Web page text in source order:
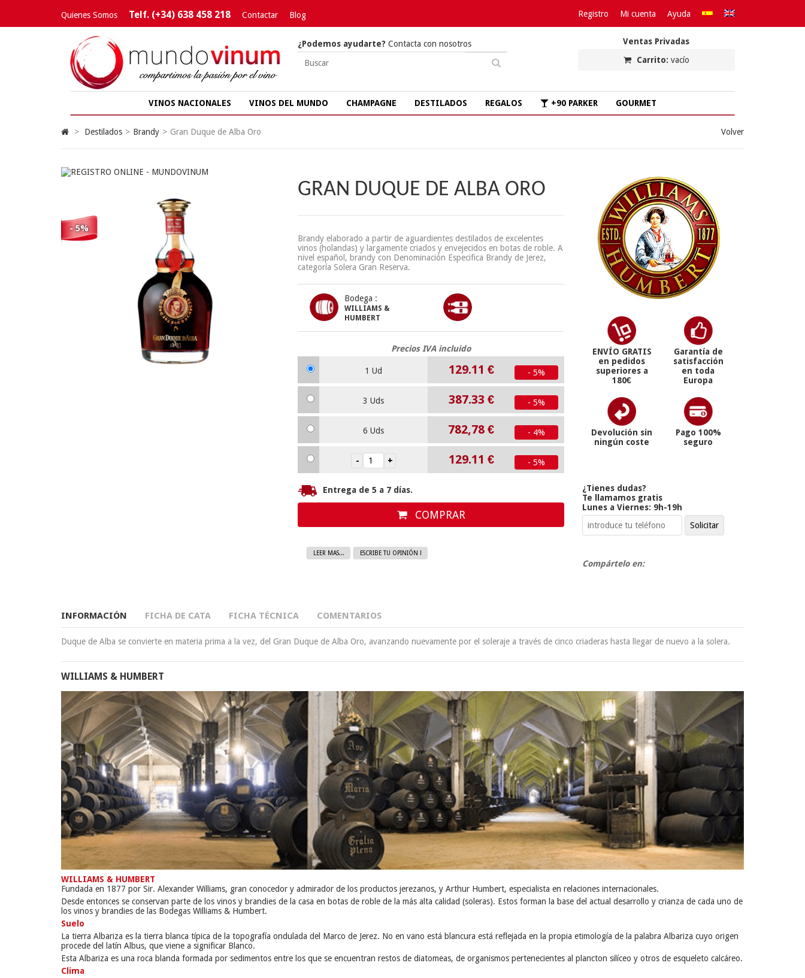
Quienes Somos Telf. (+34) 638 458 218 Contactar Blog Registro Mi cuenta Ayuda
Ventas Privadas
Carrito: vacío
¿Podemos ayudarte? Contacta con nosotros
VINOS NACIONALES VINOS DEL MUNDO CHAMPAGNE DESTILADOS REGALOS +90 PARKER GOURMET
> Destilados > Brandy > Gran Duque de Alba Oro Volver
- 5%
GRAN DUQUE DE ALBA ORO
Brandy elaborado a partir de aguardientes destilados de excelentes
vinos (holandas) y largamente criados y envejecidos en botas de roble. A
nivel español, brandy con Denominación Especifica Brandy de Jerez,
categoría Solera Gran Reserva.
Bodega :
WILLIAMS &
HUMBERT
Precios IVA incluido
1 Ud 129.11 € - 5%
3 Uds 387.33 € - 5%
6 Uds 782,78 € - 4%
129.11 € - 5%
Entrega de 5 a 7 días.
COMPRAR
LEER MAS... ESCRIBE TU OPINIÓN !
ENVÍO GRATIS
en pedidos
superiores a
180€
Garantía de
satisfacción
en toda
Europa
Devolución sin
ningún coste
Pago 100%
seguro
¿Tienes dudas?
Te llamamos gratis
Lunes a Viernes: 9h-19h
Compártelo en:
INFORMACIÓN FICHA DE CATA FICHA TÉCNICA COMENTARIOS
Duque de Alba se convierte en materia prima a la vez, del Gran Duque de Alba Oro, avanzando nuevamente por el soleraje a través de cinco criaderas hasta llegar de nuevo a la solera.
WILLIAMS & HUMBERT
WILLIAMS & HUMBERT
Fundada en 1877 por Sir. Alexander Williams, gran conocedor y admirador de los productos jerezanos, y Arthur Humbert, especialista en relaciones internacionales.
Desde entonces se conservan parte de los vinos y brandies de la casa en botas de roble de la más alta calidad (soleras). Estos forman la base del actual desarrollo y crianza de cada uno de
los vinos y brandies de las Bodegas Williams & Humbert.
Suelo
La tierra Albariza es la tierra blanca típica de la topografía ondulada del Marco de Jerez. No en vano está blancura está reflejada en la propia etimología de la palabra Albariza cuyo origen
procede del latín Albus, que viene a significar Blanco.
Esta Albariza es una roca blanda formada por sedimentos entre los que se encuentran restos de diatomeas, de organismos pertenecientes al plancton silíceo y otros de esqueleto calcáreo.
Clima